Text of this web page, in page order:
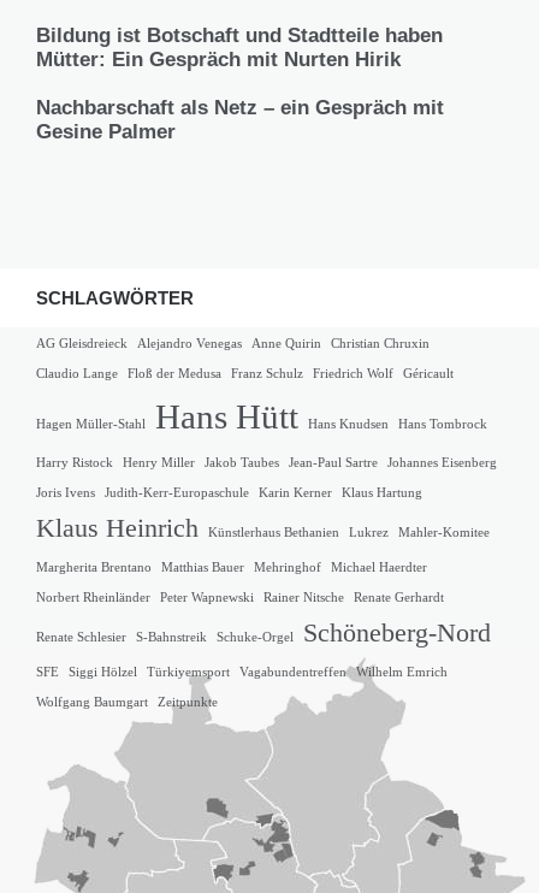
Bildung ist Botschaft und Stadtteile haben
Mütter: Ein Gespräch mit Nurten Hirik
Nachbarschaft als Netz – ein Gespräch mit
Gesine Palmer
SCHLAGWÖRTER
AG Gleisdreieck Alejandro Venegas Anne Quirin Christian Chruxin
Claudio Lange Floß der Medusa Franz Schulz Friedrich Wolf Géricault
Hagen Müller-Stahl Hans Hütt Hans Knudsen Hans Tombrock
Harry Ristock Henry Miller Jakob Taubes Jean-Paul Sartre Johannes Eisenberg
Joris Ivens Judith-Kerr-Europaschule Karin Kerner Klaus Hartung
Klaus Heinrich Künstlerhaus Bethanien Lukrez Mahler-Komitee
Margherita Brentano Matthias Bauer Mehringhof Michael Haerdter
Norbert Rheinländer Peter Wapnewski Rainer Nitsche Renate Gerhardt
Renate Schlesier S-Bahnstreik Schuke-Orgel Schöneberg-Nord
SFE Siggi Hölzel Türkiyemsport Vagabundentreffen Wilhelm Emrich
Wolfgang Baumgart Zeitpunkte